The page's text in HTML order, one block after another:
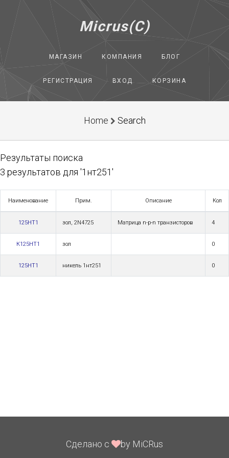
Micrus(C)
МАГАЗИН КОМПАНИЯ БЛОГ
РЕГИСТРАЦИЯ ВХОД КОРЗИНА
Home Search
Результаты поиска
3 результатов для '1нт251'
Наименование Прим. Описание Кол
125НТ1 зол, 2N4725 Матрица n-p-n транзисторов 4
К125НТ1 зол 0
125НТ1 никель 1нт251 0
Сделано с by MiCRus